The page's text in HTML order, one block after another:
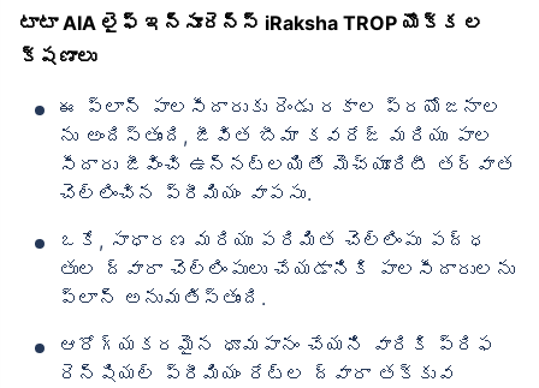
టాటా AIA లైఫ్ ఇన్సూరెన్స్ iRaksha TROP యొక్క ల
క్షణాలు
ఈ ప్లాన్ పాలసీదారుకు రెండు రకాల ప్రయోజనాల
ను అందిస్తుంది, జీవిత బీమా కవరేజ్ మరియు పాల
సీదారు జీవించి ఉన్నట్లయితే మెచ్యూరిటీ తర్వాత
చెల్లించిన ప్రీమియం వాపసు.
ఒకే, సాధారణ మరియు పరిమిత చెల్లింపు పద్ధ
తుల ద్వారా చెల్లింపులు చేయడానికి పాలసీదారులను
ప్లాన్ అనుమతిస్తుంది.
ఆరోగ్యకరమైన ధూమపానం చేయని వారికి ప్రిఫ
రెన్షియల్ ప్రీమియం రేట్ల ద్వారా తక్కువ